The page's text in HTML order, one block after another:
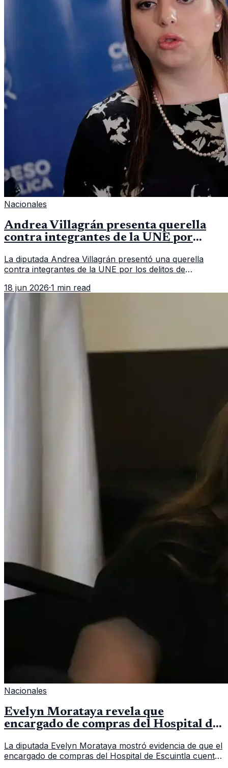
Nacionales
Andrea Villagrán presenta querella
contra integrantes de la UNE por
La diputada Andrea Villagrán presentó una querella
contra integrantes de la UNE por los delitos de
18 jun 2026·1 min read
Nacionales
Evelyn Morataya revela que
encargado de compras del Hospital de
La diputada Evelyn Morataya mostró evidencia de que el
encargado de compras del Hospital de Escuintla cuenta